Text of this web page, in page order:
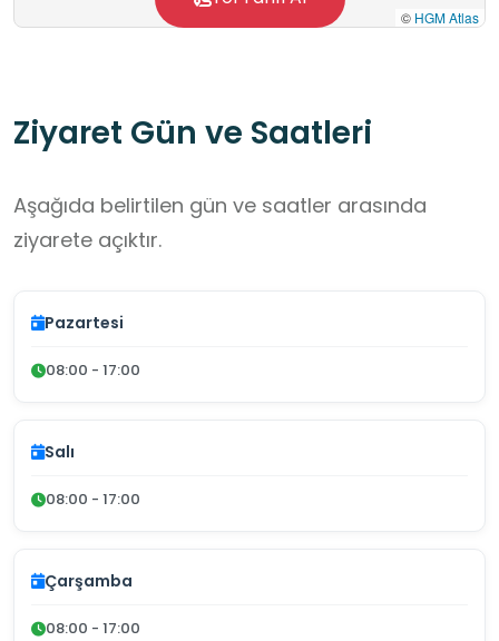
© HGM Atlas
Ziyaret Gün ve Saatleri
Aşağıda belirtilen gün ve saatler arasında
ziyarete açıktır.
Pazartesi
08:00 - 17:00
Salı
08:00 - 17:00
Çarşamba
08:00 - 17:00